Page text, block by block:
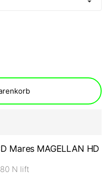
Mares MAGELLAN HD
N lift